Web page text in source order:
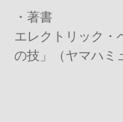
・著書
エレクトリック・
の技」（ヤマハミ